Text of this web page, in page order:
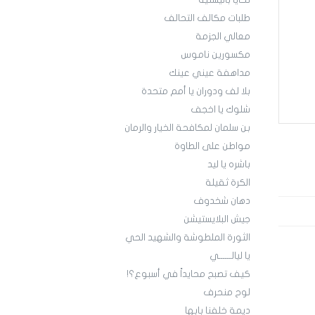
طلبات مكالف التحالف
معالي الجزمة
مكسورين ناموس
مداهفة عيني عينك
بلا لف ودوران يا أمم متحدة
شلوك يا اخجف
بن سلمان لمكافحة الخيار والرمان
مواطن على الطاوة
باشره يا ليد
الكرة ثقيلة
دهان شخدوف
جيش البلايستيشن
الثورة الملطوشة والشهيد الحي
يا ليالــــــي
كيف تصبح محايداً في أسبوع؟!
لوح منحرف
ديمة خلفنا بابها